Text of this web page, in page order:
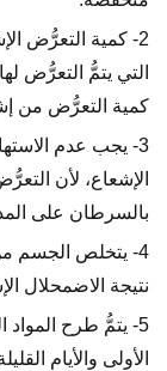
2- كمية التعرُّض
التي يتمُّ التعرُّض
كمية التعرُّض من
3- يجب عدم
الإشعاع، لأن
بالسرطان على
4- يتخلص الجسم
نتيجة الاضمحلال
5- يتمُّ طرح
الأولى والأيام